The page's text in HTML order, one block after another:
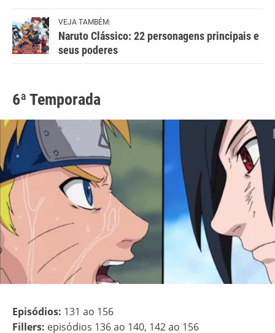
VEJA TAMBÉM:
Naruto Clássico: 22 personagens principais e
seus poderes
6ª Temporada
Episódios: 131 ao 156
Fillers: episódios 136 ao 140, 142 ao 156